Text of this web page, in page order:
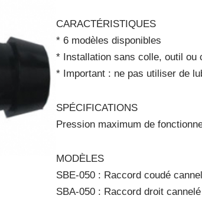
CARACTÉRISTIQUES
* 6 modèles disponibles
* Installation sans colle, outil ou
* Important : ne pas utiliser de
SPÉCIFICATIONS
Pression maximum de
MODÈLES
SBE-050 : Raccord coudé
SBA-050 : Raccord droit